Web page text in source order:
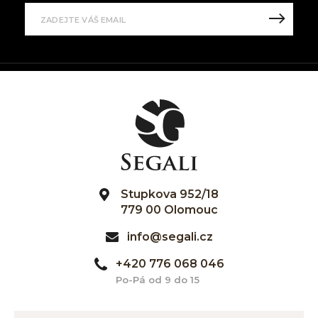
Stupkova 952/18
779 00 Olomouc
info@segali.cz
+420 776 068 046
Po-Pá od 9 do 15